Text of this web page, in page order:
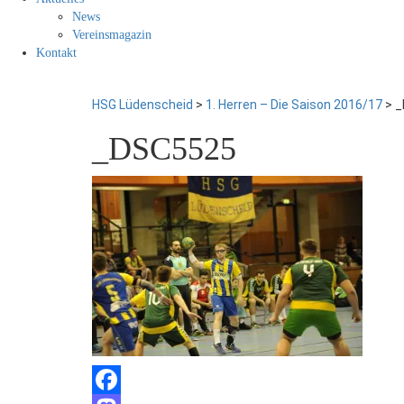
News
Vereinsmagazin
Kontakt
HSG Lüdenscheid > 1. Herren – Die Saison 2016/17 >
_DSC5525